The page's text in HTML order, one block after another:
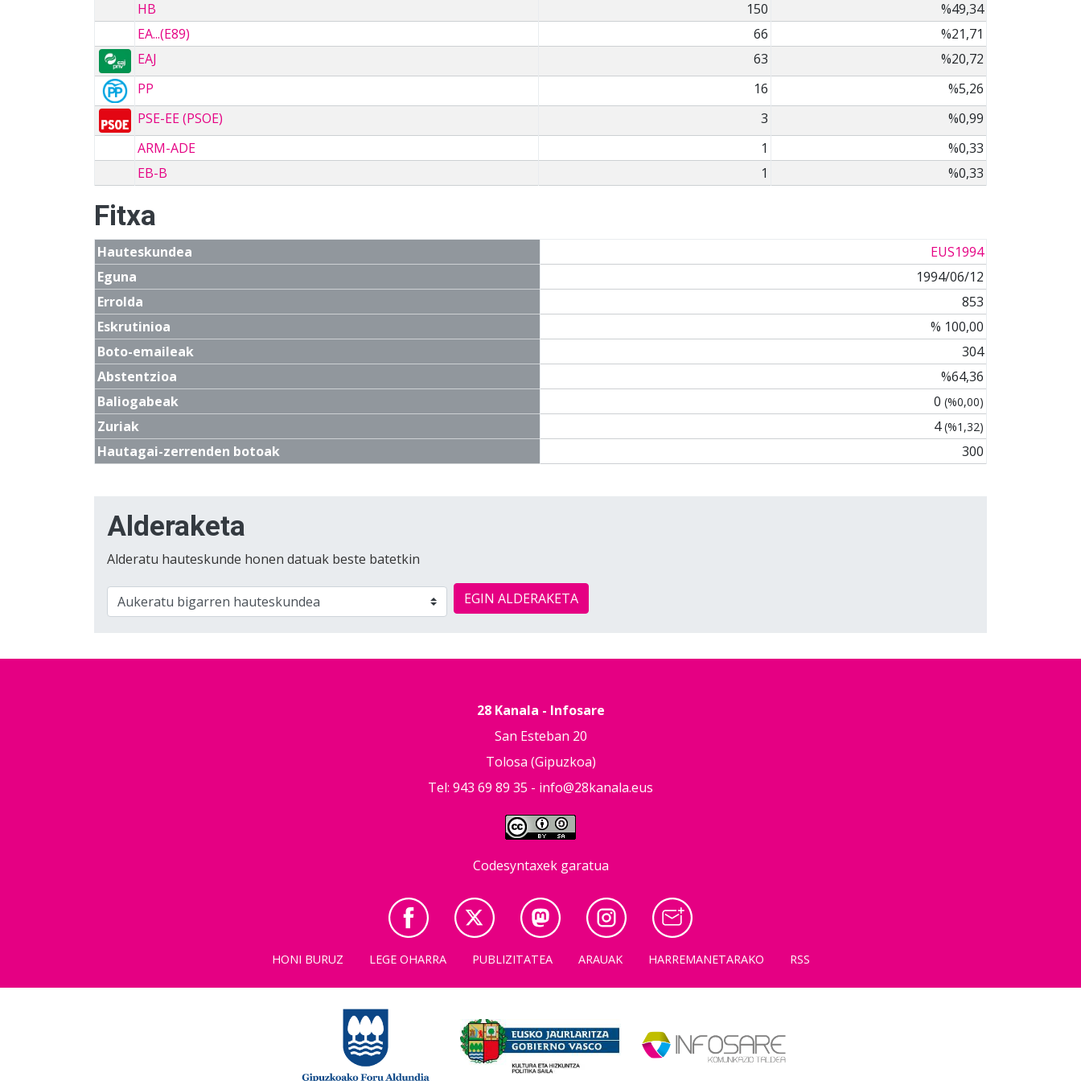
HB
150
%49,34
EA...(E89)
66
%21,71
EAJ
63
%20,72
PP
16
%5,26
PSE-EE (PSOE)
3
%0,99
ARM-ADE
1
%0,33
EB-B
1 %0,33
Fitxa
Hauteskundea
EUS1994
Eguna
1994/06/12
Errolda
853
Eskrutinioa
% 100,00
Boto-emaileak
304
Abstentzioa
%64,36
Baliogabeak
0 (%0,00)
Zuriak 4(%1,32)
Hautagai-zerrenden botoak 300
Alderaketa
Alderatu hauteskunde honen datuak beste batetkin
EGIN ALDERAKETA
28 Kanala - Infosare
San Esteban 20
Tolosa (Gipuzkoa)
Tel: 943 69 89 35 - info@28kanala.eus
Codesyntaxek garatua
HONI BURUZ LEGE OHARRA PUBLIZITATEA ARAUAK HARREMANETARAKO RSS